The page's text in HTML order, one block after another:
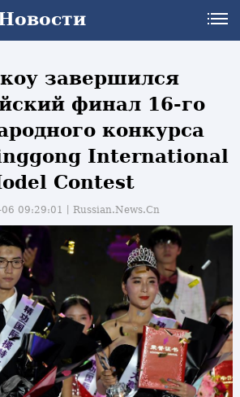
завершился
финал 16-го
конкурса
International
Contest
09:29:01丨Russian.News.Cn